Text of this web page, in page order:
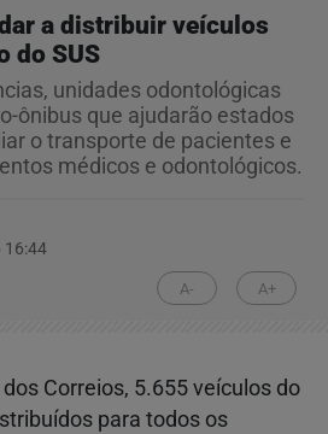
a distribuir veículos
do SUS
unidades odontológicas
ônibus que ajudarão estados
o transporte de pacientes e
médicos e odontológicos.
16:44
A- A+
Correios, 5.655 veículos do
para todos os